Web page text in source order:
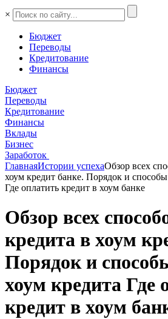
×
Бюджет
Переводы
Кредитование
Финансы
Бюджет
Переводы
Кредитование
Финансы
Вклады
Бизнес
Заработок
ГлавнаяИстории успехаОбзор всех
хоум кредит банке. Порядок и
Где оплатить кредит в хоум банке
Обзор всех
кредита в хоум
Порядок и
хоум кредита Где
кредит в хоум